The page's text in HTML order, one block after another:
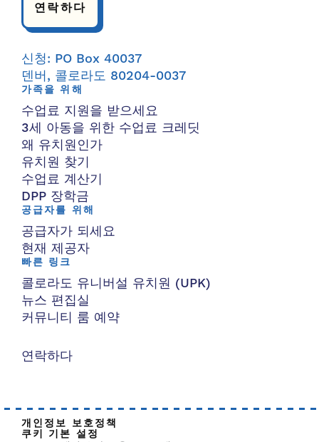
연락하다
신청: PO Box 40037
덴버, 콜로라도 80204-0037
가족을 위해
수업료 지원을 받으세요
3세 아동을 위한 수업료 크레딧
왜 유치원인가
유치원 찾기
수업료 계산기
DPP 장학금
공급자를 위해
공급자가 되세요
현재 제공자
빠른 링크
콜로라도 유니버설 유치원 (UPK)
뉴스 편집실
커뮤니티 룸 예약
연락하다
개인정보 보호정책
쿠키 기본 설정